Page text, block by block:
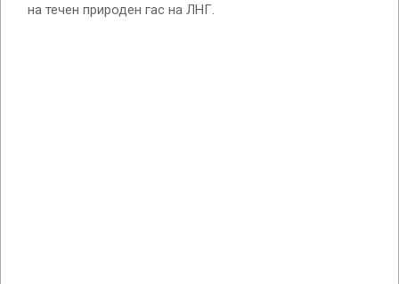
на течен природен гас на ЛНГ.